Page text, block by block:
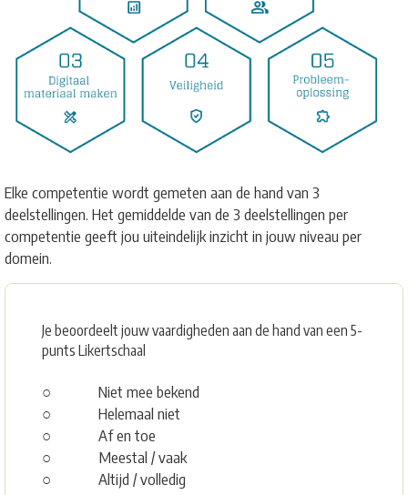
Elke competentie wordt gemeten aan de hand van 3
deelstellingen. Het gemiddelde van de 3 deelstellingen per
competentie geeft jou uiteindelijk inzicht in jouw niveau per
domein.
Je beoordeelt jouw vaardigheden aan de hand van een 5-
punts Likertschaal
○ Niet mee bekend
○ Helemaal niet
○ Af en toe
○ Meestal / vaak
○ Altijd / volledig